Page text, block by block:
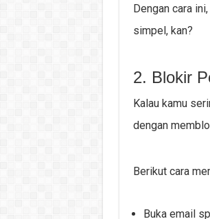
Dengan cara
simpel, kan?
2. Blokir
Kalau kamu
dengan
Berikut cara
Buka email